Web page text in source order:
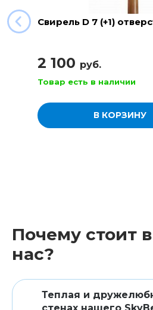
Свирель D 7 (+1)
2 100 руб.
Товар есть в наличии
В КОРЗИНУ
Почему стоит
нас?
Теплая и